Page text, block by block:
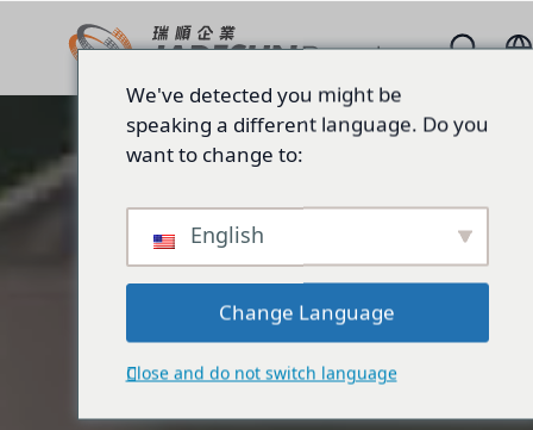
We've detected you might be
speaking a different language. Do you
want to change to:
English
Change Language
Close and do not switch language